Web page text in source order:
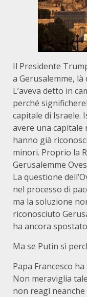
Il Presidente
a Gerusalemme,
L’aveva detto in
perché
capitale di Israele.
avere una capitale
hanno già
minori. Proprio la
Gerusalemme
La questione
nel processo di
ma la soluzione
riconosciuto
ha ancora
Ma se Putin sì
Papa Francesco
Non meraviglia
non reagì neanche